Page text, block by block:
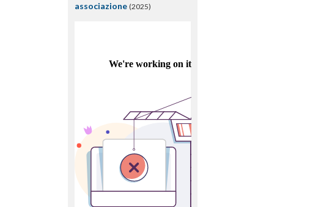
associazione (2025)